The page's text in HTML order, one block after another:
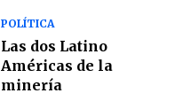
POLÍTICA
Las dos Latino
Américas de la
minería